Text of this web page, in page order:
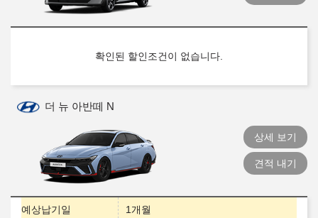
확인된 할인조건이 없습니다.
더 뉴 아반떼 N
상세 보기
견적 내기
예상납기일 1개월